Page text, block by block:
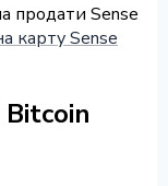
продати Sense
карту Sense